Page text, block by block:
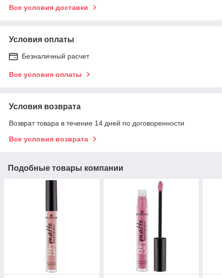
Все условия доставки
Условия оплаты
Безналичный расчет
Все условия оплаты
Условия возврата
Возврат товара в течение 14 дней по договоренности
Все условия возврата
Подобные товары компании